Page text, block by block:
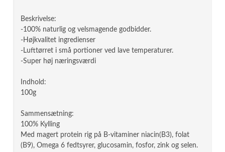
Beskrivelse:
-100% naturlig og velsmagende godbidder.
-Højkvalitet ingredienser
-Lufttørret i små portioner ved lave temperaturer.
-Super høj næringsværdi
Indhold:
100g
Sammensætning:
100% Kylling
Med magert protein rig på B-vitaminer niacin(B3), folat
(B9), Omega 6 fedtsyrer, glucosamin, fosfor, zink og selen.